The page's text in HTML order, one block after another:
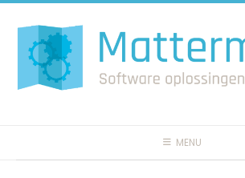
naar
inhoud
MENU